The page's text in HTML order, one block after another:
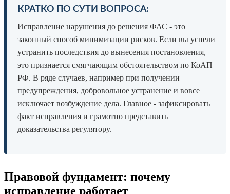
КРАТКО ПО СУТИ ВОПРОСА:
Исправление нарушения до решения ФАС - это
законный способ минимизации рисков. Если вы успели
устранить последствия до вынесения постановления,
это признается смягчающим обстоятельством по КоАП
РФ. В ряде случаев, например при получении
предупреждения, добровольное устранение и вовсе
исключает возбуждение дела. Главное - зафиксировать
факт исправления и грамотно представить
доказательства регулятору.
Правовой фундамент: почему
исправление работает